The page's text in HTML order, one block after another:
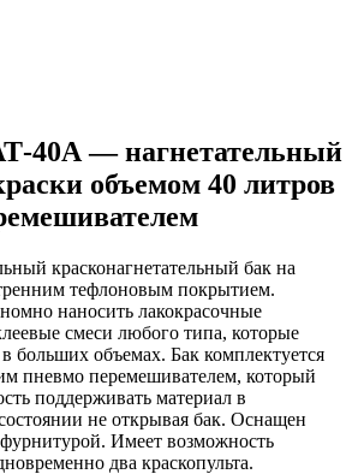
40А — нагнетательный
объемом 40 литров
красконагнетательный бак на
тефлоновым покрытием.
наносить лакокрасочные
смеси любого типа, которые
больших объемах. Бак комплектуется
пневмо перемешивателем, который
поддерживать материал в
не открывая бак. Оснащен
Имеет возможность
два краскопульта.